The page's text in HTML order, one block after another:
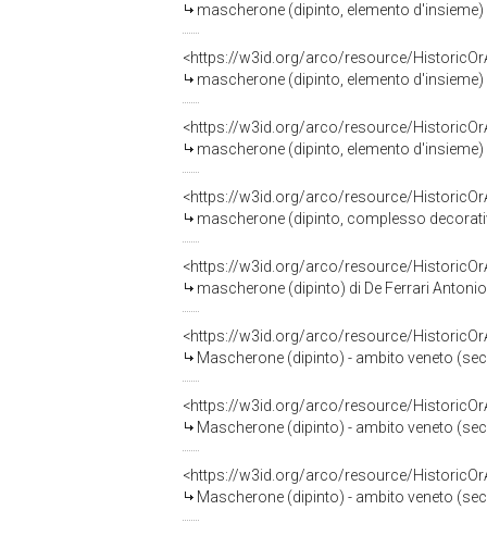
mascherone (dipinto, elemento
<https://w3id.org/arco/resource/
mascherone (dipinto, elemento
<https://w3id.org/arco/resource/
mascherone (dipinto, elemento
<https://w3id.org/arco/resource/
mascherone (dipinto, complesso
<https://w3id.org/arco/resource/
mascherone (dipinto) di De Ferrari Antonio
<https://w3id.org/arco/resource/
Mascherone (dipinto) - ambito veneto
<https://w3id.org/arco/resource/
Mascherone (dipinto) - ambito veneto
<https://w3id.org/arco/resource/
Mascherone (dipinto) - ambito veneto